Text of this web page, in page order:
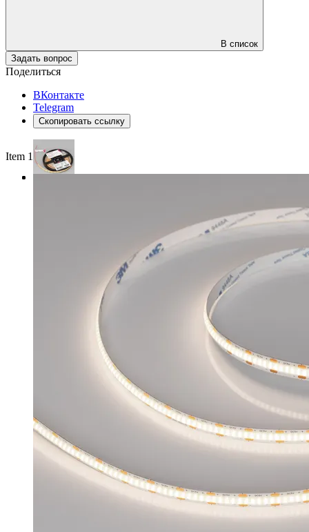
В список
Задать вопрос
Поделиться
ВКонтакте
Telegram
Скопировать ссылку
Item 1 of 3